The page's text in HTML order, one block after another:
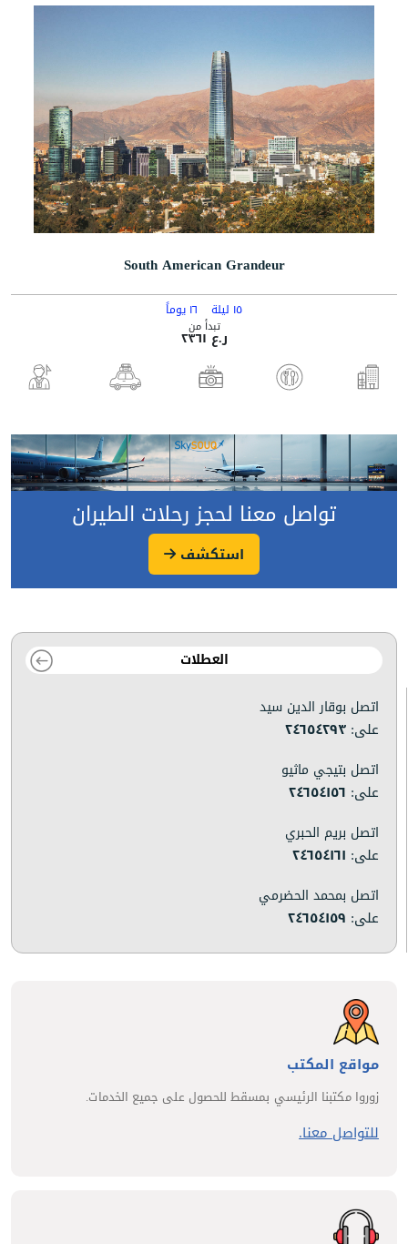
South American Grandeur
١٥ ليلة ١٦ يوماً
تبدأ منر.ع ٢٣٦١
تواصل معنا لحجز رحلات الطيران
استكشف
العطلات
اتصل بوقار الدين سيد
على: ٢٤٦٥٤٢٩٣
اتصل بتيجي ماثيو
على: ٢٤٦٥٤١٥٦
اتصل بريم الحبري
على: ٢٤٦٥٤١٦١
اتصل بمحمد الحضرمي
على: ٢٤٦٥٤١٥٩
مواقع المكتب
زوروا مكتبنا الرئيسي بمسقط للحصول على جميع الخدمات.
للتواصل معنا.